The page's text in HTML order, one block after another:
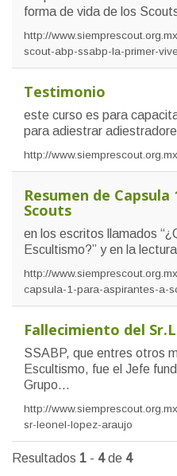
forma de vida de los
http://
scout-abp-ssabp-la-primer-
Testimonio
este curso es para
para adiestrar
http://
Resumen de
Scouts
en los escritos llamados
Escultismo?” y en la
http://
capsula-1-para-aspirantes-a-
Fallecimiento del
SSABP, que entres otros
Escultismo, fue el Jefe
Grupo...
http://
sr-leonel-lopez-araujo
Resultados 1 - 4de 4